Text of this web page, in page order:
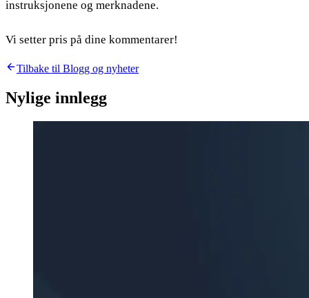
instruksjonene og merknadene.
Vi setter pris på dine kommentarer!
Tilbake til Blogg og nyheter
Nylige innlegg